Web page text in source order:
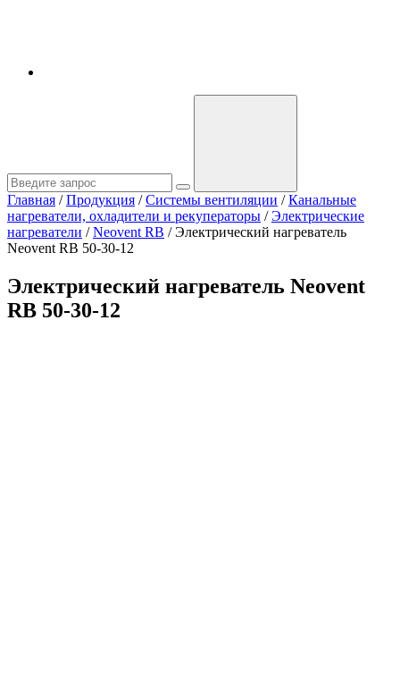
Главная / Продукция / Системы вентиляции / Канальные
нагреватели, охладители и рекуператоры / Электрические
нагреватели / Neovent RB /Электрический нагреватель
Neovent RB 50-30-12
Электрический нагреватель Neovent
RB 50-30-12